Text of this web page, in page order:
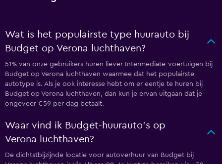
Wat is het populairste type huurauto bij
Budget op Verona luchthaven?
51% van onze gebruikers huren liever Intermediate-voertuigen bij
Budget op Verona luchthaven waarmee dat het populairste
autotype is. Als je ook interesse hebt om er eentje te huren bij
Budget op Verona luchthaven, dan kun je ervan uitgaan dat je
ongeveer €59 per dag betaalt.
Waar vind ik Budget-huurauto's op
Verona luchthaven?
De dichtstbijzijnde locatie voor autoverhuur van Budget bij